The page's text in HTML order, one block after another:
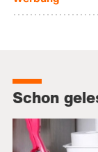
Schon